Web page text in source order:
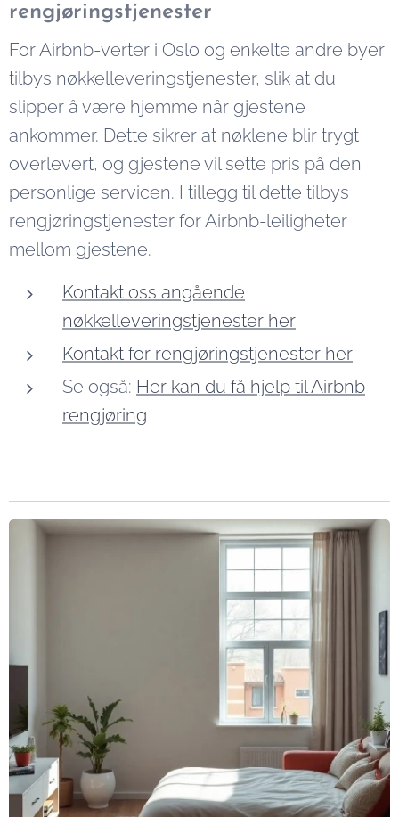
rengjøringstjenester
For Airbnb-verter i Oslo og enkelte andre byer
tilbys nøkkelleveringstjenester, slik at du
slipper å være hjemme når gjestene
ankommer. Dette sikrer at nøklene blir trygt
overlevert, og gjestene vil sette pris på den
personlige servicen. I tillegg til dette tilbys
rengjøringstjenester for Airbnb-leiligheter
mellom gjestene.
Kontakt oss angående
nøkkelleveringstjenester her
Kontakt for rengjøringstjenester her
Se også: Her kan du få hjelp til Airbnb
rengjøring